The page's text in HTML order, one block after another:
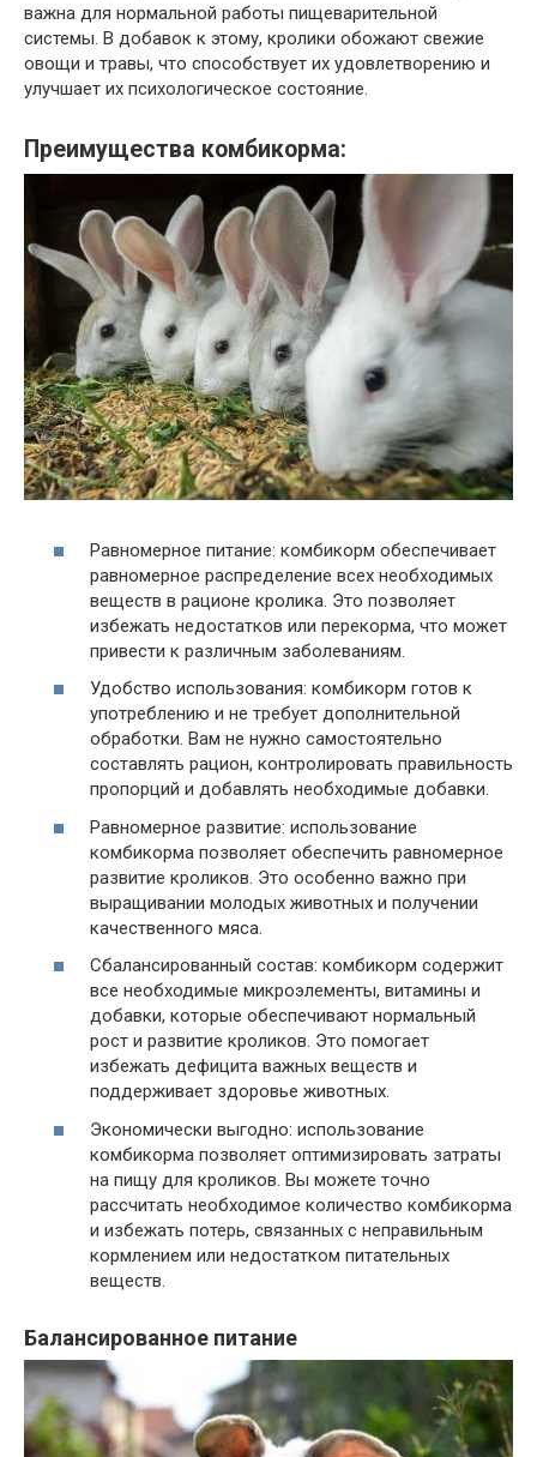
важна для нормальной работы пищеварительной
системы. В добавок к этому, кролики обожают свежие
овощи и травы, что способствует их удовлетворению и
улучшает их психологическое состояние.
Преимущества комбикорма:
Равномерное питание: комбикорм обеспечивает
равномерное распределение всех необходимых
веществ в рационе кролика. Это позволяет
избежать недостатков или перекорма, что может
привести к различным заболеваниям.
Удобство использования: комбикорм готов к
употреблению и не требует дополнительной
обработки. Вам не нужно самостоятельно
составлять рацион, контролировать правильность
пропорций и добавлять необходимые добавки.
Равномерное развитие: использование
комбикорма позволяет обеспечить равномерное
развитие кроликов. Это особенно важно при
выращивании молодых животных и получении
качественного мяса.
Сбалансированный состав: комбикорм содержит
все необходимые микроэлементы, витамины и
добавки, которые обеспечивают нормальный
рост и развитие кроликов. Это помогает
избежать дефицита важных веществ и
поддерживает здоровье животных.
Экономически выгодно: использование
комбикорма позволяет оптимизировать затраты
на пищу для кроликов. Вы можете точно
рассчитать необходимое количество комбикорма
и избежать потерь, связанных с неправильным
кормлением или недостатком питательных
веществ.
Балансированное питание